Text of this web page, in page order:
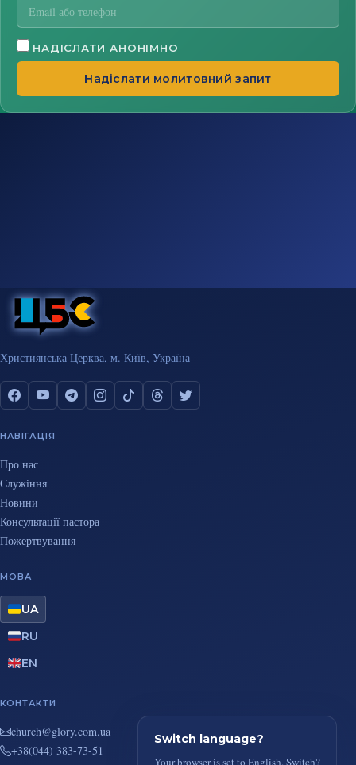
НАДІСЛАТИ АНОНІМНО
Надіслати молитовний запит
Християнська Церква, м. Київ, Україна
НАВІГАЦІЯ
Про нас
Служіння
Новини
Консультації пастора
Пожертвування
МОВА
UA
RU
EN
КОНТАКТИ
au.moc.yrolg@hcruhc
+38(044) 383-73-51
Switch language?
Your browser is set to English. Switch?